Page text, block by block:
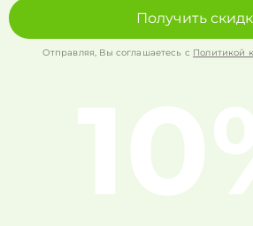
Получить
Отправляя, Вы соглашаетесь с Политикой